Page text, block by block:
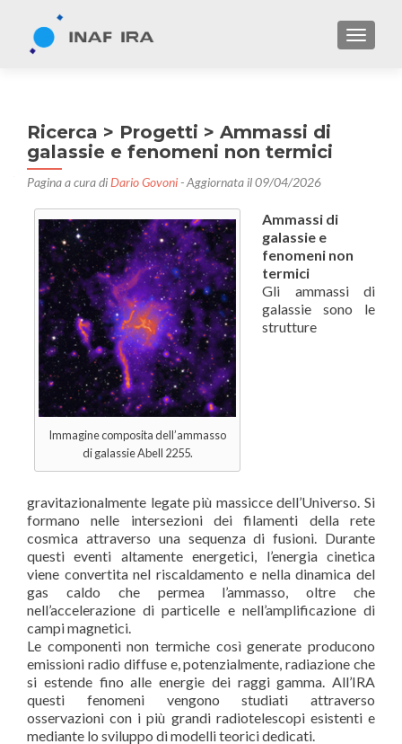
Ricerca > Progetti > Ammassi di
galassie e fenomeni non termici
Pagina a cura diDario Govoni- Aggiornata il 09/04/2026
Immagine composita dell’ammasso
di galassie Abell 2255.
Ammassi di
galassie e
fenomeni non
termici
Gli ammassi di
galassie sono le
strutture
gravitazionalmente legate più massicce dell’Universo. Si
formano nelle intersezioni dei filamenti della rete
cosmica attraverso una sequenza di fusioni. Durante
questi eventi altamente energetici, l’energia cinetica
viene convertita nel riscaldamento e nella dinamica del
gas caldo che permea l’ammasso, oltre che
nell’accelerazione di particelle e nell’amplificazione di
campi magnetici.
Le componenti non termiche così generate producono
emissioni radio diffuse e, potenzialmente, radiazione che
si estende fino alle energie dei raggi gamma. All’IRA
questi fenomeni vengono studiati attraverso
osservazioni con i più grandi radiotelescopi esistenti e
mediante lo sviluppo di modelli teorici dedicati.